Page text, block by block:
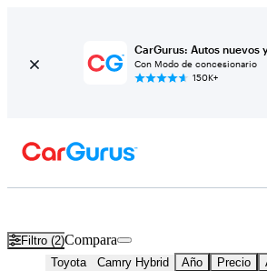
CarGurus: Autos nuevos
Con Modo de concesionario
150K+
Filtro (2)Compara
Toyota Camry Hybrid Año Precio